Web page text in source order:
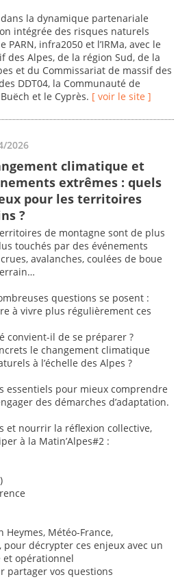
dans la dynamique partenariale
intégrée des risques naturels
infra2050 et l’IRMa, avec le
des Alpes, de la région Sud, de la
et du Commissariat de massif des
DDT04, la Communauté de
et le Cyprès. [ voir le site ]
2026
climatique et
extrêmes : quels
pour les territoires
?
de montagne sont de plus
touchés par des événements
avalanches, coulées de boue
questions se posent :
à vivre plus régulièrement ces
convient-il de se préparer ?
le changement climatique
à l’échelle des Alpes ?
essentiels pour mieux comprendre
des démarches d’adaptation.
et nourrir la réflexion collective,
à la Matin’Alpes#2 :
Heymes, Météo-France,
décrypter ces enjeux avec un
et opérationnel
partager vos questions